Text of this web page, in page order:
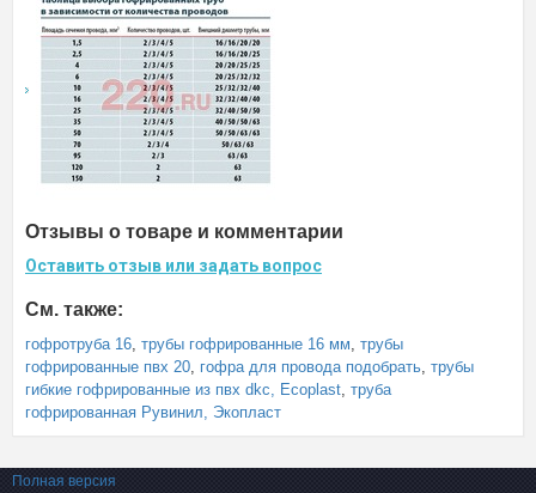
Отзывы о товаре и комментарии
Оставить отзыв или задать вопрос
См. также:
гофротруба 16, трубы гофрированные 16 мм, трубы
гофрированные пвх 20, гофра для провода подобрать, трубы
гибкие гофрированные из пвх dkc, Ecoplast, труба
гофрированная Рувинил, Экопласт
Полная версия